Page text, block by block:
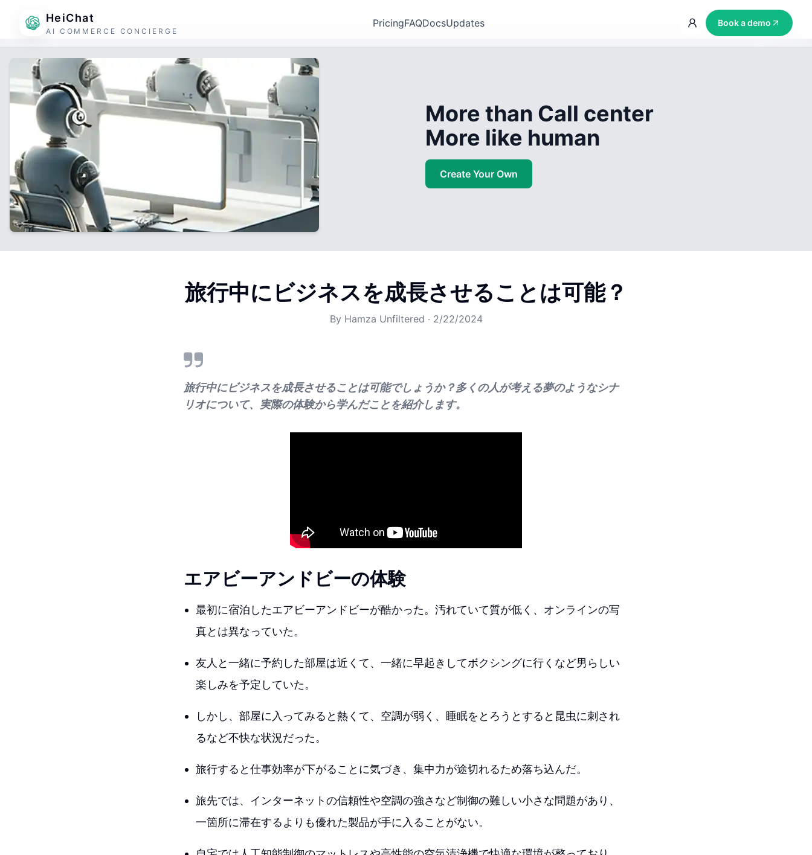
HeiChat
AI COMMERCE CONCIERGE
PricingFAQDocsUpdates Book a demo
More than Call center
More like human
Create Your Own
旅行中にビジネスを成長させることは可能？
By Hamza Unfiltered · 2/22/2024
旅行中にビジネスを成長させることは可能でしょうか？多くの人が考える夢のようなシナ
リオについて、実際の体験から学んだことを紹介します。
エアビーアンドビーの体験
最初に宿泊したエアビーアンドビーが酷かった。汚れていて質が低く、オンラインの写
真とは異なっていた。
友人と一緒に予約した部屋は近くて、一緒に早起きしてボクシングに行くなど男らしい
楽しみを予定していた。
しかし、部屋に入ってみると熱くて、空調が弱く、睡眠をとろうとすると昆虫に刺され
るなど不快な状況だった。
旅行すると仕事効率が下がることに気づき、集中力が途切れるため落ち込んだ。
旅先では、インターネットの信頼性や空調の強さなど制御の難しい小さな問題があり、
一箇所に滞在するよりも優れた製品が手に入ることがない。